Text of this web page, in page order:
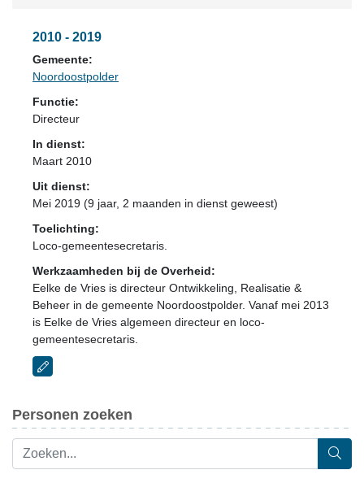
2010 - 2019
Gemeente:
Noordoostpolder
Functie:
Directeur
In dienst:
Maart 2010
Uit dienst:
Mei 2019 (9 jaar, 2 maanden in dienst geweest)
Toelichting:
Loco-gemeentesecretaris.
Werkzaamheden bij de Overheid:
Eelke de Vries is directeur Ontwikkeling, Realisatie &
Beheer in de gemeente Noordoostpolder. Vanaf mei 2013
is Eelke de Vries algemeen directeur en loco-
gemeentesecretaris.
Personen zoeken